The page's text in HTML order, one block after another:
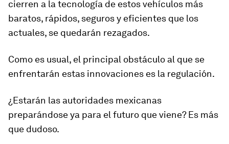
cierren a la tecnología de estos vehículos más
baratos, rápidos, seguros y eficientes que los
actuales, se quedarán rezagados.
Como es usual, el principal obstáculo al que se
enfrentarán estas innovaciones es la regulación.
¿Estarán las autoridades mexicanas
preparándose ya para el futuro que viene? Es más
que dudoso.